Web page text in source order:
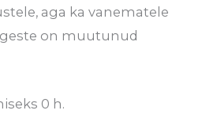
aga ka vanematele
on muutunud
0 h.